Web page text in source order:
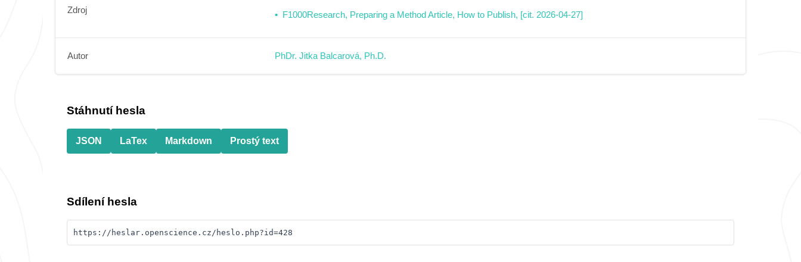
Zdroj F1000Research, Preparing a Method Article, How to Publish, [cit. 2026-04-27]
Autor PhDr. Jitka Balcarová, Ph.D.
Stáhnutí hesla
JSON LaTex Markdown Prostý text
Sdílení hesla
https://heslar.openscience.cz/heslo.php?id=428